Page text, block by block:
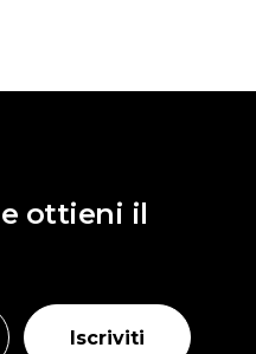
ottieni il
Iscriviti